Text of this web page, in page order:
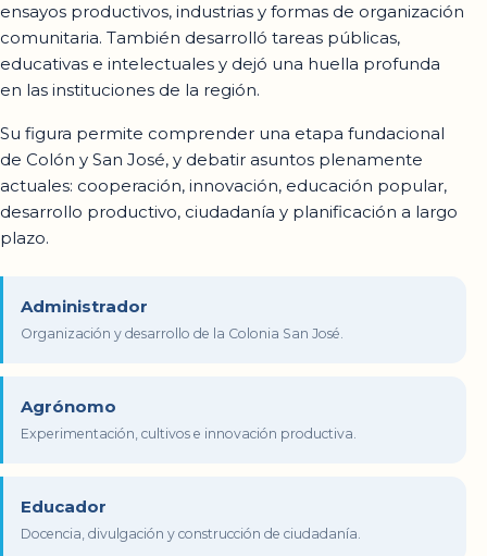
ensayos productivos, industrias y formas de organización
comunitaria. También desarrolló tareas públicas,
educativas e intelectuales y dejó una huella profunda
en las instituciones de la región.
Su figura permite comprender una etapa fundacional
de Colón y San José, y debatir asuntos plenamente
actuales: cooperación, innovación, educación popular,
desarrollo productivo, ciudadanía y planificación a largo
plazo.
Administrador
Organización y desarrollo de la Colonia San José.
Agrónomo
Experimentación, cultivos e innovación productiva.
Educador
Docencia, divulgación y construcción de ciudadanía.